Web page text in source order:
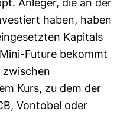
Anleger, die an der
haben, haben
Kapitals
Future bekommt
zwischen
Kurs, zu dem der
Vontobel oder